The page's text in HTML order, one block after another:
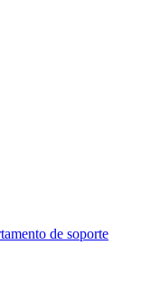
de soporte